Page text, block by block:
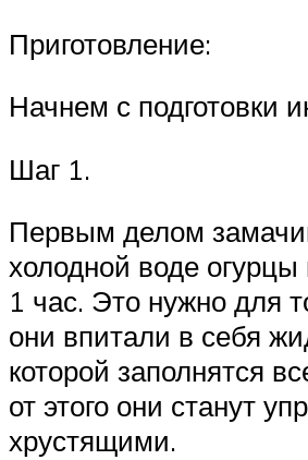
Приготовление:
Начнем с подготовки
Шаг 1.
Первым делом
холодной воде
1 час. Это нужно для
они впитали в себя
которой заполнятся
от этого они станут
хрустящими.